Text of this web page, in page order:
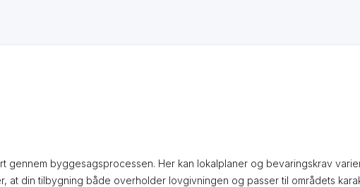
gennem byggesagsprocessen. Her kan lokalplaner og bevaringskrav
at din tilbygning både overholder lovgivningen og passer til områdets